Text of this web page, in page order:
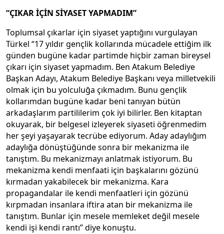
“ÇIKAR İÇİN SİYASET YAPMADIM”
Toplumsal çıkarlar için siyaset yaptığını vurgulayan
Türkel “17 yıldır gençlik kollarında mücadele ettiğim ilk
günden bugüne kadar partimde hiçbir zaman bireysel
çıkarı için siyaset yapmadım. Ben Atakum Belediye
Başkan Adayı, Atakum Belediye Başkanı veya milletvekili
olmak için bu yolculuğa çıkmadım. Bunu gençlik
kollarımdan bugüne kadar beni tanıyan bütün
arkadaşlarım partililerim çok iyi bilirler. Ben kitaptan
okuyarak, bir belgesel izleyerek siyaseti öğrenmedim
her şeyi yaşayarak tecrübe ediyorum. Aday adaylığım
adaylığa dönüştüğünde sonra bir mekanizma ile
tanıştım. Bu mekanizmayı anlatmak istiyorum. Bu
mekanizma kendi menfaati için başkalarını gözünü
kırmadan yakabilecek bir mekanizma. Kara
propagandalar ile kendi menfaatleri için gözünü
kırpmadan insanlara iftira atan bir mekanizma ile
tanıştım. Bunlar için mesele memleket değil mesele
kendi işi kendi rantı” diye konuştu.